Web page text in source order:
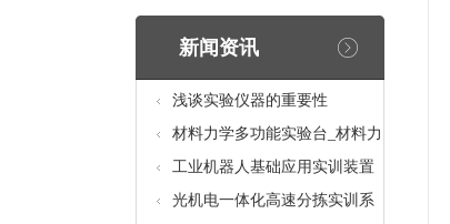
新闻资讯
浅谈实验仪器的重要性
材料力学多功能实验台_材料力
学多功能考核实验实训设备
工业机器人基础应用实训装置
台_工业机器人基础应用实训考
光机电一体化高速分拣实训系